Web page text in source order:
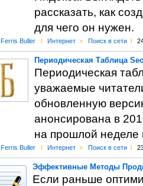
рассказать, как
для чего он нужен.
Ferris Buller l Интернет > Поиск в сети l
Периодическая Таблица
Периодическая
уважаемые
обновленную
анонсирована в
на прошлой
Ferris Buller l Интернет > Поиск в сети l
Эффективные Методы
Если раньше